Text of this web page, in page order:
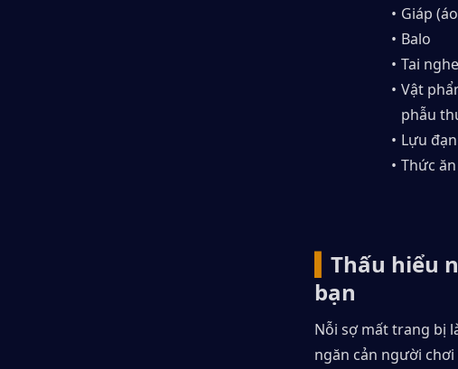
Giáp
Balo
Tai
Vật
phẫu
Lựu
Thức
Thấu hiểu
bạn
Nỗi sợ mất trang bị
ngăn cản người